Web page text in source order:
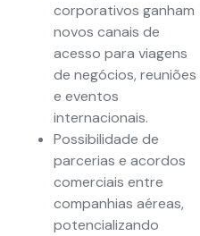
corporativos ganham
novos canais de
acesso para viagens
de negócios, reuniões
e eventos
internacionais.
Possibilidade de
parcerias e acordos
comerciais entre
companhias aéreas,
potencializando